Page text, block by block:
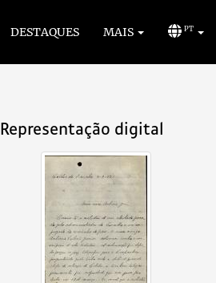
DESTAQUES MAIS PT
Representação digital